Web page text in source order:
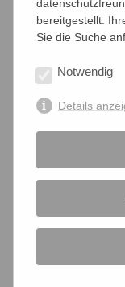
Die Rheinpfalz
gegen die
Die
Ärzte an den
16.02.2026
in der HWK
Die Isolation der
NRW ist Thema
24.01.2026
bereitgestellt.
Sie die Suche
Notwendig
Details